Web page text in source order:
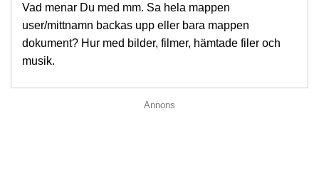
Vad menar Du med mm. Sa hela mappen
user/mittnamn backas upp eller bara mappen
dokument? Hur med bilder, filmer, hämtade filer och
musik.
Annons